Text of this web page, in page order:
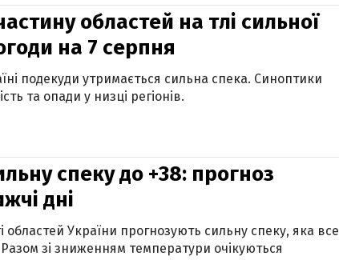
областей на тлі сильної
на 7 серпня
подекуди утримається сильна спека. Синоптики
та опади у низці регіонів.
спеку до +38: прогноз
дні
областей України прогнозують сильну спеку, яка все
зі зниженням температури очікуються